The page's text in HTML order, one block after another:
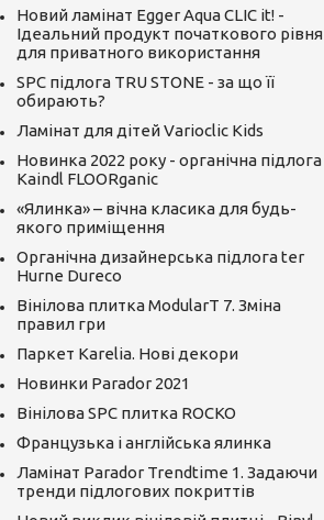
Новий ламінат Egger Aqua CLIC it! -
Ідеальний продукт початкового рівня
для приватного використання
SPC підлога TRU STONE - за що її
обирають?
Ламінат для дітей Varioclic Kids
Новинка 2022 року - органічна підлога
Kaindl FLOORganic
«Ялинка» – вічна класика для будь-
якого приміщення
Органічна дизайнерська підлога ter
Hurne Dureco
Вінілова плитка ModularT 7. Зміна
правил гри
Паркет Karelia. Нові декори
Новинки Parador 2021
Вінілова SPC плитка ROCKO
Французька і англійська ялинка
Ламінат Parador Trendtime 1. Задаючи
тренди підлогових покриттів